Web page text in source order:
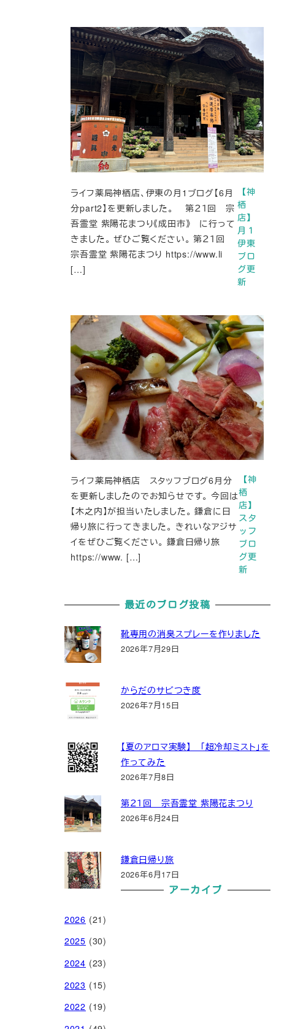
【神
栖
店】
月１
伊東
ブロ
グ更
新
ライフ薬局神栖店、伊東の月1ブログ【6月
分part2】を更新しました。 第２１回 宗
吾霊堂 紫陽花まつり《成田市》 に行って
きました。 ぜひご覧ください。 第２１回
宗吾霊堂 紫陽花まつり https://www.li
[…]
【神
栖
店】
スタ
ッフ
ブロ
グ更
新
ライフ薬局神栖店 スタッフブログ6月分
を更新しましたのでお知らせです。 今回は
【木之内】が担当いたしました。 鎌倉に日
帰り旅に行ってきました。 きれいなアジサ
イをぜひご覧ください。 鎌倉日帰り旅
https://www. […]
最近のブログ投稿
靴専用の消臭スプレーを作りました
2026年7月29日
からだのサビつき度
2026年7月15日
【夏のアロマ実験】 「超冷却ミスト」を
作ってみた
2026年7月8日
第２１回 宗吾霊堂 紫陽花まつり
2026年6月24日
鎌倉日帰り旅
2026年6月17日
アーカイブ
2026 (21)
2025 (30)
2024 (23)
2023 (15)
2022 (19)